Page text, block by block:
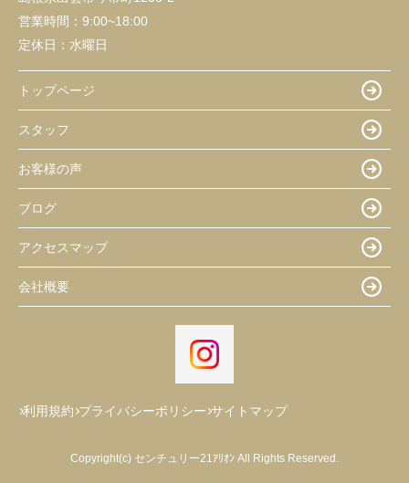
営業時間： 9:00~18:00
定休日： 水曜日
トップページ
スタッフ
お客様の声
ブログ
アクセスマップ
会社概要
利用規約 プライバシーポリシー サイトマップ
Copyright(c) センチュリー21ｱﾘｵﾝ All Rights Reserved.